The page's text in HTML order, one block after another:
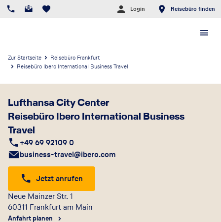
Login Reisebüro finden
Zur Startseite
Reisebüro Frankfurt
Reisebüro Ibero International Business Travel
Lufthansa City Center
Reisebüro Ibero International Business
Travel
+49 69 92109 0
business-travel@ibero.com
Jetzt anrufen
Neue Mainzer Str. 1
60311 Frankfurt am Main
Anfahrt planen